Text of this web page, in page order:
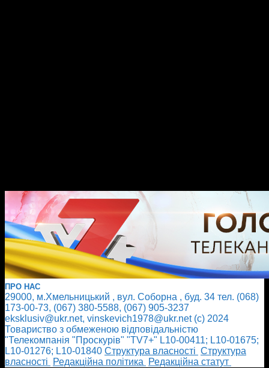
ПРО НАС
29000, м.Хмельницький , вул. Соборна , буд. 34 тел. (068)
173-00-73, (067) 380-5588, (067) 905-3237
eksklusiv@ukr.net, vinskevich1978@ukr.net (с) 2024
Товариство з обмеженою відповідальністю
"Телекомпанія "Проскурів" "TV7+" L10-00411; L10-01675;
L10-01276; L10-01840 Cтруктура власності Cтруктура
власності
Редакційна політика
Редакційна статут